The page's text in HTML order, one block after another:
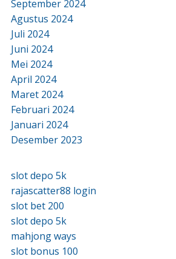
September 2024
Agustus 2024
Juli 2024
Juni 2024
Mei 2024
April 2024
Maret 2024
Februari 2024
Januari 2024
Desember 2023
slot depo 5k
rajascatter88 login
slot bet 200
slot depo 5k
mahjong ways
slot bonus 100